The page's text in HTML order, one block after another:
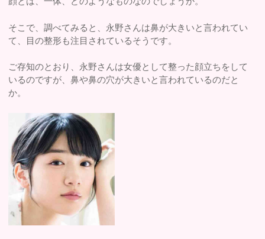
そこで、調べてみると、永野さんは鼻が大きいと言われてい
て、目の整形も注目されているそうです。
ご存知のとおり、永野さんは女優として整った顔立ちをして
いるのですが、鼻や鼻の穴が大きいと言われているのだと
か。